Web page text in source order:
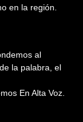
en la región.
al
la palabra, el
En Alta Voz.